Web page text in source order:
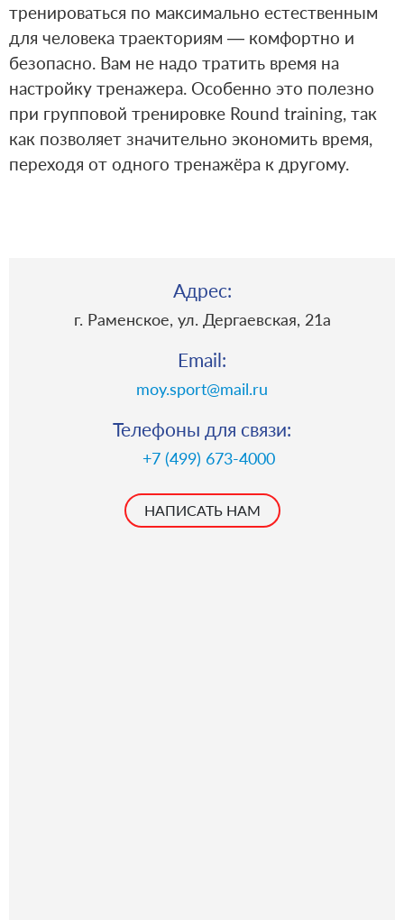
тренироваться по максимально естественным
для человека траекториям — комфортно и
безопасно. Вам не надо тратить время на
настройку тренажера. Особенно это полезно
при групповой тренировке Round training, так
как позволяет значительно экономить время,
переходя от одного тренажёра к другому.
Адрес:
г. Раменское, ул. Дергаевская, 21a
Email:
moy.sport@mail.ru
Телефоны для связи:
+7 (499) 673-4000
НАПИСАТЬ НАМ